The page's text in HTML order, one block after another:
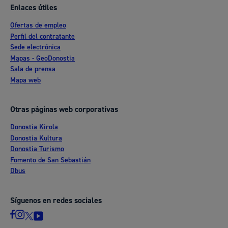
Enlaces útiles
Ofertas de empleo
Perfil del contratante
Sede electrónica
Mapas - GeoDonostia
Sala de prensa
Mapa web
Otras páginas web corporativas
Donostia Kirola
Donostia Kultura
Donostia Turismo
Fomento de San Sebastián
Dbus
Síguenos en redes sociales